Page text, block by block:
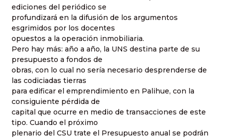
ediciones del periódico se
profundizará en la difusión de los argumentos
esgrimidos por los docentes
opuestos a la operación inmobiliaria.
Pero hay más: año a año, la UNS destina parte de su
presupuesto a fondos de
obras, con lo cual no sería necesario desprenderse de
las codiciadas tierras
para edificar el emprendimiento en Palihue, con la
consiguiente pérdida de
capital que ocurre en medio de transacciones de este
tipo. Cuando el próximo
plenario del CSU trate el Presupuesto anual se podrán